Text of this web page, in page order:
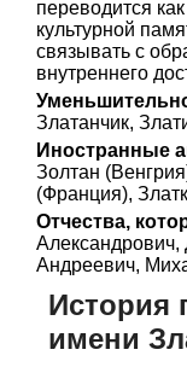
переводится
культурной
связывать с
внутреннего
Златанчик,
Иностранные
Золтан
(Франция),
Отчества,
Андреевич,
История
имени